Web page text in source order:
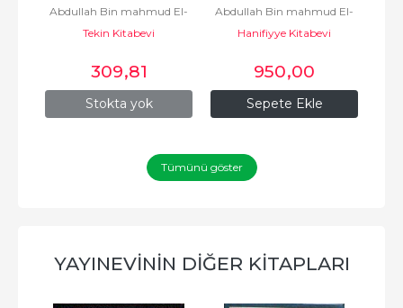
Stokta yok
Haram  Cezalar Feraiz
Abdullah Bin mahmud El-
Mavsili / عبد الله بن محمودTekin Kitabevi
309,81
Sepete Ekle
الإختيار لتعليل...
Abdullah Bin mahmud El-
Mavsili / عبد الله بن محمود
Hanifiyye Kitabevi
950,00
Tümünü göster
YAYINEVININ DIĞER KITAPLARI